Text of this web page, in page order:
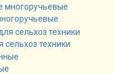
сельхоз техники